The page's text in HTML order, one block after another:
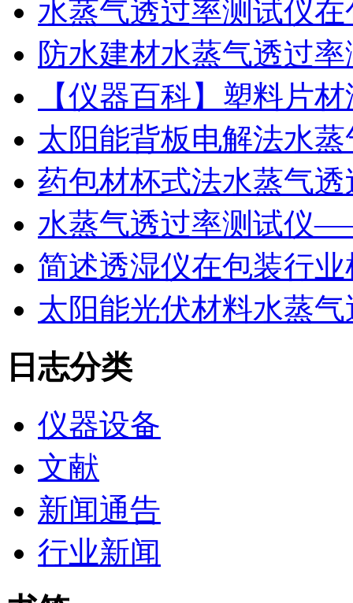
水蒸气透过率测试仪
防水建材水蒸气透过
【仪器百科】塑料片
太阳能背板电解法水
药包材杯式法水蒸气
水蒸气透过率测试仪
简述透湿仪在包装行
太阳能光伏材料水蒸
日志分类
仪器设备
文献
新闻通告
行业新闻